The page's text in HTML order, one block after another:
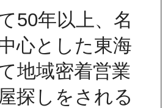
50年以上、名
心とした東海
地域密着営業
探しをされる